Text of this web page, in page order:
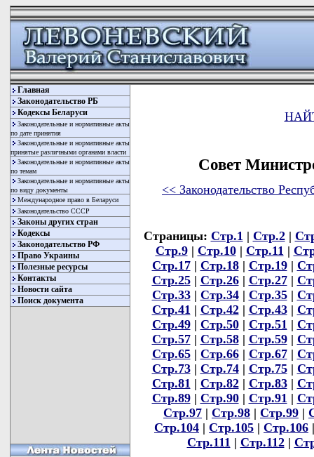
Главная
Законодательство РБ
Кодексы Беларуси
Законодательные и нормативные акты
по дате принятия
Законодательные и нормативные акты
принятые различными органами власти
Законодательные и нормативные акты
по темам
Законодательные и нормативные акты
по виду документы
Международное право в Беларуси
Законодательство СССР
Законы других стран
Кодексы
Законодательство РФ
Право Украины
Полезные ресурсы
Контакты
Новости сайта
Поиск документа
Совет
<< Законодательство
Страницы: Стр.1 | Стр.2|
Стр.9| Стр.10| Стр.11 |
Стр.17| Стр.18| Стр.19|
Стр.25| Стр.26| Стр.27|
Стр.33| Стр.34| Стр.35|
Стр.41 | Стр.42| Стр.43|
Стр.49| Стр.50| Стр.51 |
Стр.57| Стр.58| Стр.59|
Стр.65| Стр.66| Стр.67|
Стр.73| Стр.74| Стр.75|
Стр.81 | Стр.82| Стр.83|
Стр.89| Стр.90| Стр.91 |
Стр.97 | Стр.98 | Стр.99 |
Стр.104 | Стр.105 | Стр.106
Стр.111 | Стр.112|